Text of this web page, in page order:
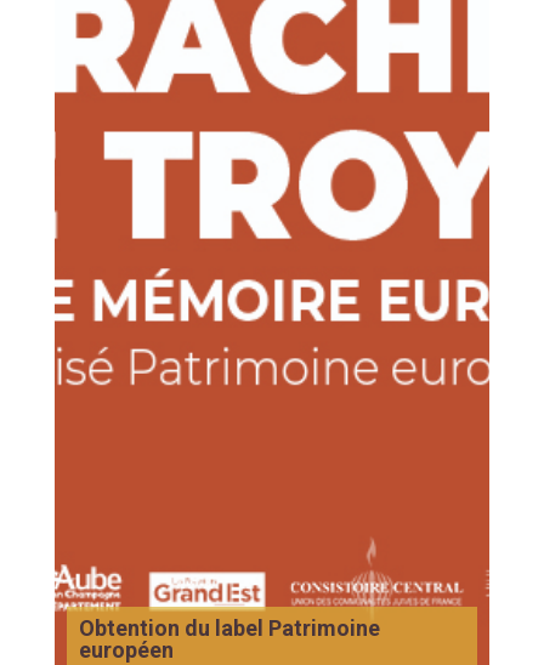
Obtention du label Patrimoine
européen